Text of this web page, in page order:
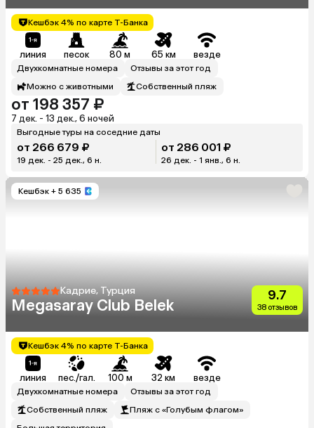
Кешбэк 4% по карте Т-Банка
линия песок 80 м 65 км везде
Двухкомнатные номера
Отзывы за этот год
Можно с животными
Собственный пляж
от 198 357 ₽
7 дек. - 13 дек., 6 ночей
Выгодные туры на соседние даты
от 266 679 ₽
19 дек. - 25 дек., 6 н.
от 286 001 ₽
26 дек. - 1 янв., 6 н.
Кешбэк + 5 635
Кадрие, Турция
Megasaray Club Belek
9.7
38 отзывов
Кешбэк 4% по карте Т-Банка
линия пес./гал. 100 м 32 км везде
Двухкомнатные номера
Отзывы за этот год
Собственный пляж
Пляж с «Голубым флагом»